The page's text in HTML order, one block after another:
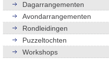
Dagarrangementen
Avondarrangementen
Rondleidingen
Puzzeltochten
Workshops